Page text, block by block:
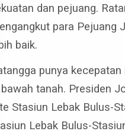
dan pejuang.
para Pejuang
baik.
punya
tanah. Presiden
Stasiun Lebak Bulus-
Lebak Bulus-